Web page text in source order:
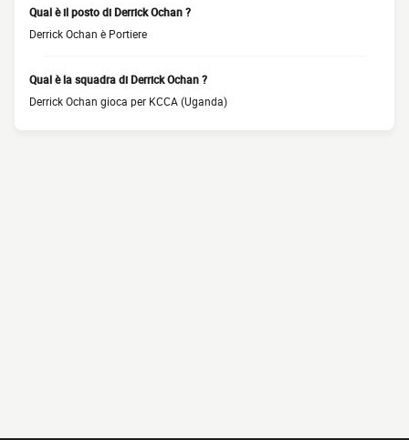
Qual è il posto di Derrick Ochan ?
Derrick Ochan è Portiere
Qual è la squadra di Derrick Ochan ?
Derrick Ochan gioca per KCCA (Uganda)